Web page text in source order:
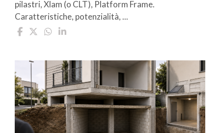
pilastri, Xlam (o CLT), Platform Frame.
Caratteristiche, potenzialità, ...